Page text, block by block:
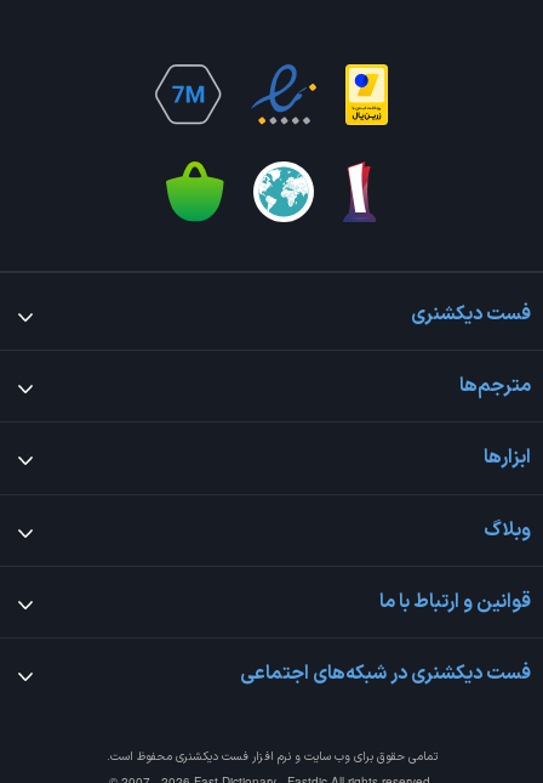
فست دیکشنری
مترجم‌ها
ابزارها
وبلاگ
قوانین و ارتباط با ما
فست دیکشنری در شبکه‌های اجتماعی
تمامی حقوق برای وب سایت و نرم افزارفست دیکشنری محفوظ است.